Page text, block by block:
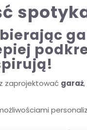
zaprojektować garaż